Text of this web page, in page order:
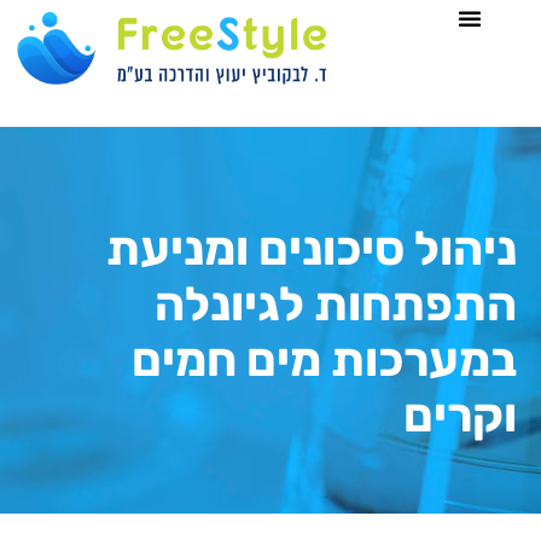
ניהול סיכונים ומניעת
התפתחות לגיונלה
במערכות מים חמים
וקרים